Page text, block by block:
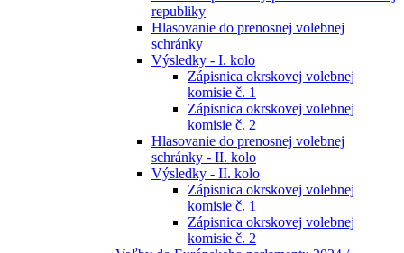
republiky
Hlasovanie do prenosnej volebnej
schránky
Výsledky - I. kolo
Zápisnica okrskovej volebnej
komisie č. 1
Zápisnica okrskovej volebnej
komisie č. 2
Hlasovanie do prenosnej volebnej
schránky - II. kolo
Výsledky - II. kolo
Zápisnica okrskovej volebnej
komisie č. 1
Zápisnica okrskovej volebnej
komisie č. 2